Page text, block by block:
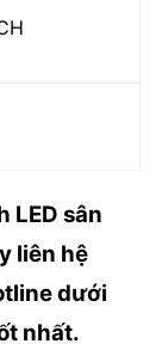
LED sân
liên hệ
dưới
nhất.